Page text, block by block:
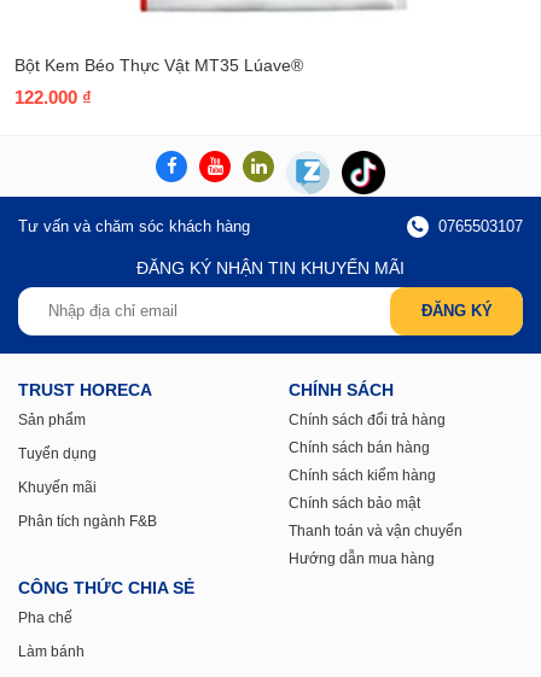
Bột Kem Béo Thực Vật MT35 Lúave®
122.000 ₫
Tư vấn và chăm sóc khách hàng 0765503107
ĐĂNG KÝ NHẬN TIN KHUYẾN MÃI
TRUST HORECA
Sản phẩm
Tuyển dụng
Khuyến mãi
Phân tích ngành F&B
CHÍNH SÁCH
Chính sách đổi trả hàng
Chính sách bán hàng
Chính sách kiểm hàng
Chính sách bảo mật
Thanh toán và vận chuyển
Hướng dẫn mua hàng
CÔNG THỨC CHIA SẺ
Pha chế
Làm bánh